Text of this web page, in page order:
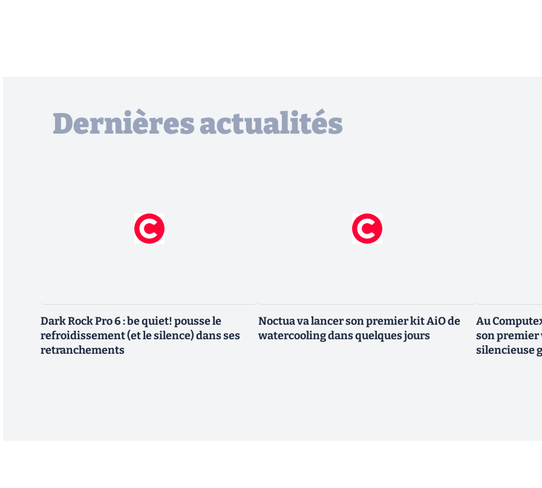
Dernières actualités
Dark Rock Pro 6 : be quiet! pousse le
refroidissement (et le silence) dans ses
retranchements
Noctua va lancer son premier kit AiO de
watercooling dans quelques jours
Au
son premier
silencieuse